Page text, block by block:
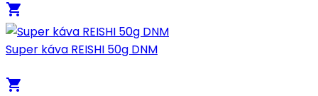
local_grocery_store
Super káva REISHI 50g DNM
local_grocery_store